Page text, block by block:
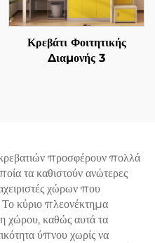
Κρεβάτι Φοιτητικής
Διαμονής 3
προσφέρουν πολλά
τα καθιστούν ανώτερες
χώρων που
κύριο πλεονέκτημα
χώρου, καθώς αυτά τα
ύπνου χωρίς να